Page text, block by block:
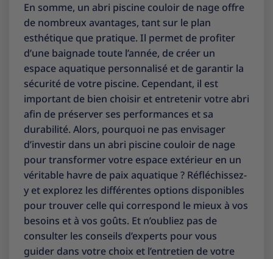
En somme, un abri piscine couloir de nage offre
de nombreux avantages, tant sur le plan
esthétique que pratique. Il permet de profiter
d’une baignade toute l’année, de créer un
espace aquatique personnalisé et de garantir la
sécurité de votre piscine. Cependant, il est
important de bien choisir et entretenir votre abri
afin de préserver ses performances et sa
durabilité. Alors, pourquoi ne pas envisager
d’investir dans un abri piscine couloir de nage
pour transformer votre espace extérieur en un
véritable havre de paix aquatique ? Réfléchissez-
y et explorez les différentes options disponibles
pour trouver celle qui correspond le mieux à vos
besoins et à vos goûts. Et n’oubliez pas de
consulter les conseils d’experts pour vous
guider dans votre choix et l’entretien de votre